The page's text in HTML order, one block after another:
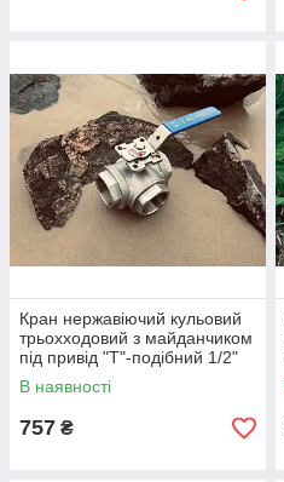
Кран нержавіючий кульовий
трьохходовий з майданчиком
під привід "Т"-подібний 1/2"
В наявності
757 ₴